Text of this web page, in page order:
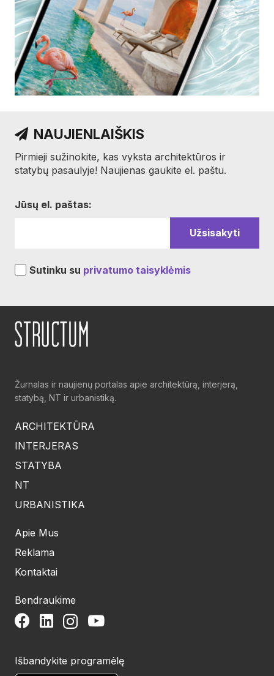
NAUJIENLAIŠKIS
Pirmieji sužinokite, kas vyksta architektūros ir
statybų pasaulyje! Naujienas gaukite el. paštu.
Jūsų el. paštas:
Sutinku su privatumo taisyklėmis
Žurnalas ir naujienų portalas apie architektūrą, interjerą,
statybą, NT ir urbanistiką.
ARCHITEKTŪRA
INTERJERAS
STATYBA
NT
URBANISTIKA
Apie Mus
Reklama
Kontaktai
Bendraukime
Išbandykite programėlę